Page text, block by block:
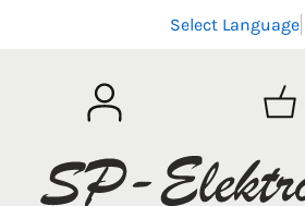
Select Language